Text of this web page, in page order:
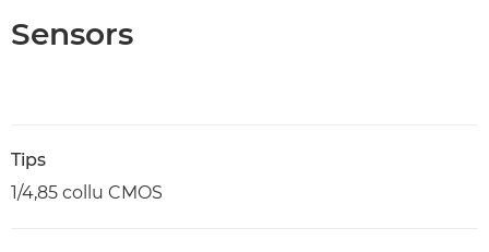
Sensors
Tips
1/4,85 collu CMOS